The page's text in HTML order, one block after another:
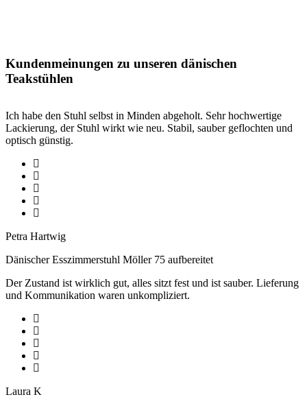
Kundenmeinungen zu unseren dänischen
Teakstühlen
Ich habe den Stuhl selbst in Minden abgeholt. Sehr hochwertige
Lackierung, der Stuhl wirkt wie neu. Stabil, sauber geflochten und
optisch günstig.
Petra Hartwig
Dänischer Esszimmerstuhl Möller 75 aufbereitet
Der Zustand ist wirklich gut, alles sitzt fest und ist sauber. Lieferung
und Kommunikation waren unkompliziert.
Laura K